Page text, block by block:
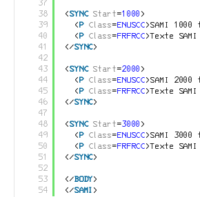
37
38
39
40
41
42
43
44
45
46
47
48
49
50
51
52
53
54
<SYNC Start=1000 >
<P Class=ENUSCC>SAMI
<P Class=FRFRCC>Texte
</SYNC>
<SYNC Start=2000 >
<P Class=ENUSCC>SAMI
<P Class=FRFRCC>Texte
</SYNC>
<SYNC Start=3000 >
<P Class=ENUSCC>SAMI
<P Class=FRFRCC>Texte
</SYNC>
</BODY>
</SAMI >